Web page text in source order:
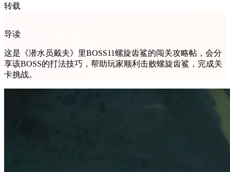
转载
导读
这是《潜水员戴夫》里BOSS11螺旋齿鲨的闯关攻略帖，会分
享该BOSS的打法技巧，帮助玩家顺利击败螺旋齿鲨，完成关
卡挑战。